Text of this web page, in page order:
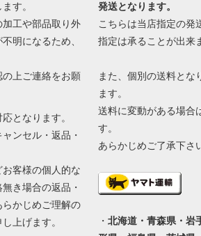
す。
工や部品取り外
明になるため、
の上ご連絡をお願
となります。
ンセル・返品・
客様の個人的な
き場合の返品・
かじめご理解の
上げます。
発送となります。
こちらは当店指定の発
指定は承ることが出来
また、個別の送料とな
ます。
送料に変動がある場合
す。
あらかじめご了承下さ
・北海道・青森県・岩